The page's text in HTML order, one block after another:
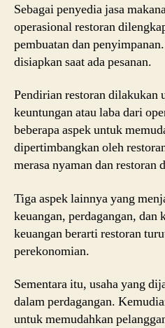
Sebagai penyedia jasa
operasional restoran
pembuatan dan
disiapkan saat ada pesanan.
Pendirian restoran dilakukan
keuntungan atau laba dari
beberapa aspek untuk
dipertimbangkan oleh
merasa nyaman dan restoran
Tiga aspek lainnya yang
keuangan, perdagangan, dan
keuangan berarti restoran
perekonomian.
Sementara itu, usaha yang
dalam perdagangan.
untuk memudahkan